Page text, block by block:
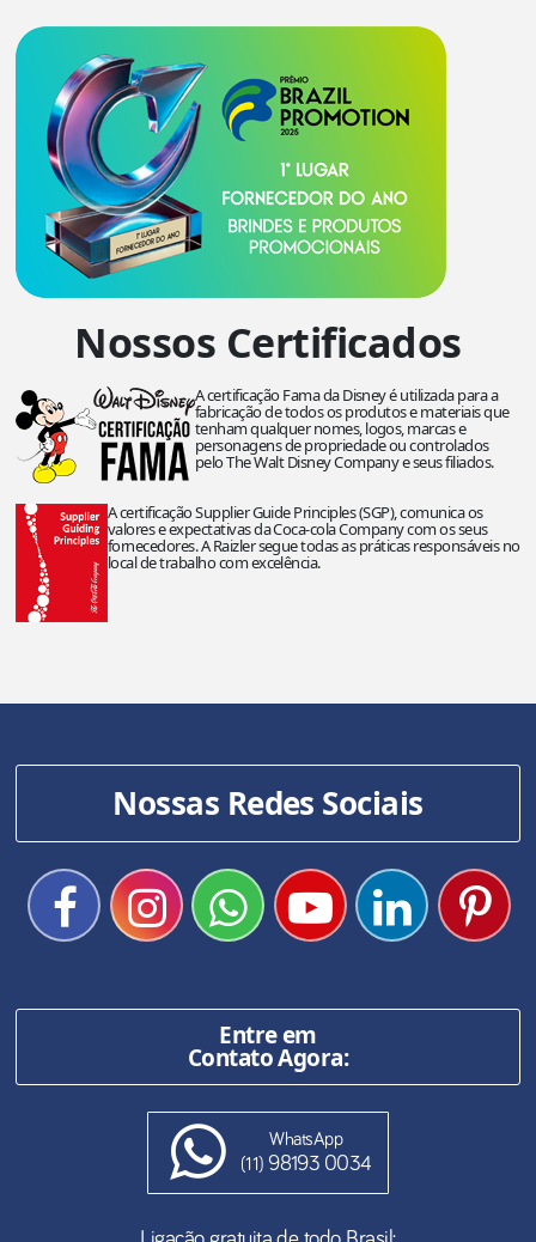
Nossos Certificados
A certificação Fama da Disney é utilizada para a
fabricação de todos os produtos e materiais que
tenham qualquer nomes, logos, marcas e
personagens de propriedade ou controlados
pelo The Walt Disney Company e seus filiados.
A certificação Supplier Guide Principles (SGP), comunica os
valores e expectativas da Coca-cola Company com os seus
fornecedores. A Raizler segue todas as práticas responsáveis no
local de trabalho com excelência.
Nossas Redes Sociais
Entre em
Contato Agora:
WhatsApp
(11) 98193 0034